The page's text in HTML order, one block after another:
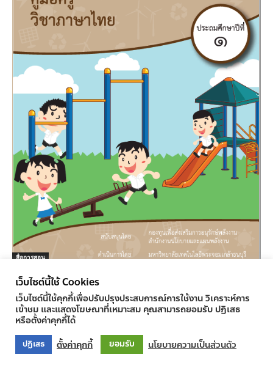
สื่อการสอน
คู่มือครู วิชาภาษาไทย ป.1
ครูทูเดย์ ข่าวการศึกษา - 17/04/2017
เว็บไซต์นี้ใช้ Cookies
เว็บไซต์นี้ใช้คุกกี้เพื่อปรับปรุงประสบการณ์การใช้งาน วิเคราะห์การ
เข้าชม และแสดงโฆษณาที่เหมาะสม คุณสามารถยอมรับ ปฏิเสธ
หรือตั้งค่าคุกกี้ได้
ปฏิเสธ ตั้งค่าคุกกี้ ยอมรับ นโยบายความเป็นส่วนตัว